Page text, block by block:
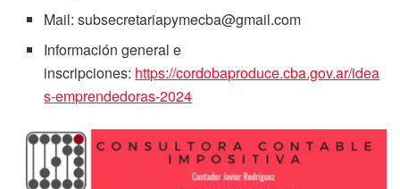
Mail: subsecretariapymecba@gmail.com
Información general e
inscripciones: https://cordobaproduce.cba.gov.ar/idea
s-emprendedoras-2024